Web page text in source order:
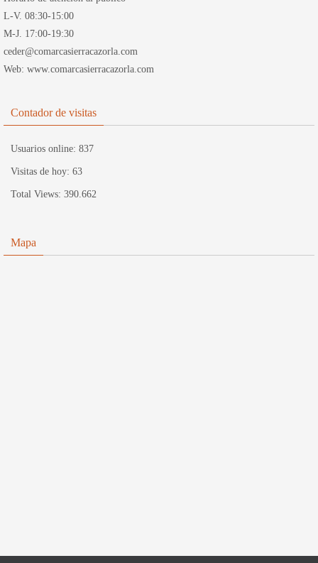
L-V. 08:30-15:00
M-J. 17:00-19:30
ceder@comarcasierracazorla.com
Web: www.comarcasierracazorla.com
Contador de visitas
Usuarios online: 837
Visitas de hoy: 63
Total Views: 390.662
Mapa